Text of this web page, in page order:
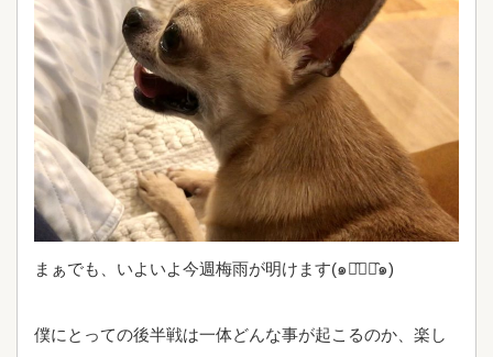
まぁでも、いよいよ今週梅雨が明けます(๑･̑◡･̑๑)
僕にとっての後半戦は一体どんな事が起こるのか、楽し